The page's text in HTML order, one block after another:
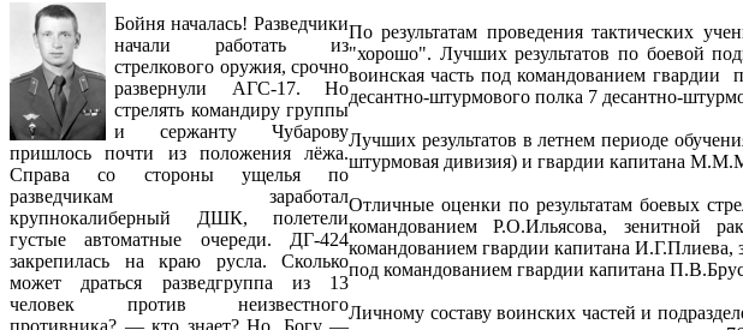
Бойня началась! Разведчики
начали работать из
стрелкового оружия, срочно
развернули АГС-17. Но
стрелять командиру группы
и сержанту Чубарову
пришлось почти из положения лёжа.
Справа со стороны ущелья по
разведчикам заработал
крупнокалиберный ДШК, полетели
густые автоматные очереди. ДГ-424
закрепилась на краю русла. Сколько
может драться разведгруппа из 13
человек против неизвестного
По результатам проведения тактических
"хорошо". Лучших результатов по боевой
воинская часть под командованием гвардии
десантно-штурмового полка 7 десантно-
Лучших результатов в летнем периоде
штурмовая дивизия) и гвардии капитана
Отличные оценки по результатам боевых
командованием Р.О.Ильясова, зенитной
командованием гвардии капитана И.Г.Плиева,
под командованием гвардии капитана
Личному составу воинских частей и